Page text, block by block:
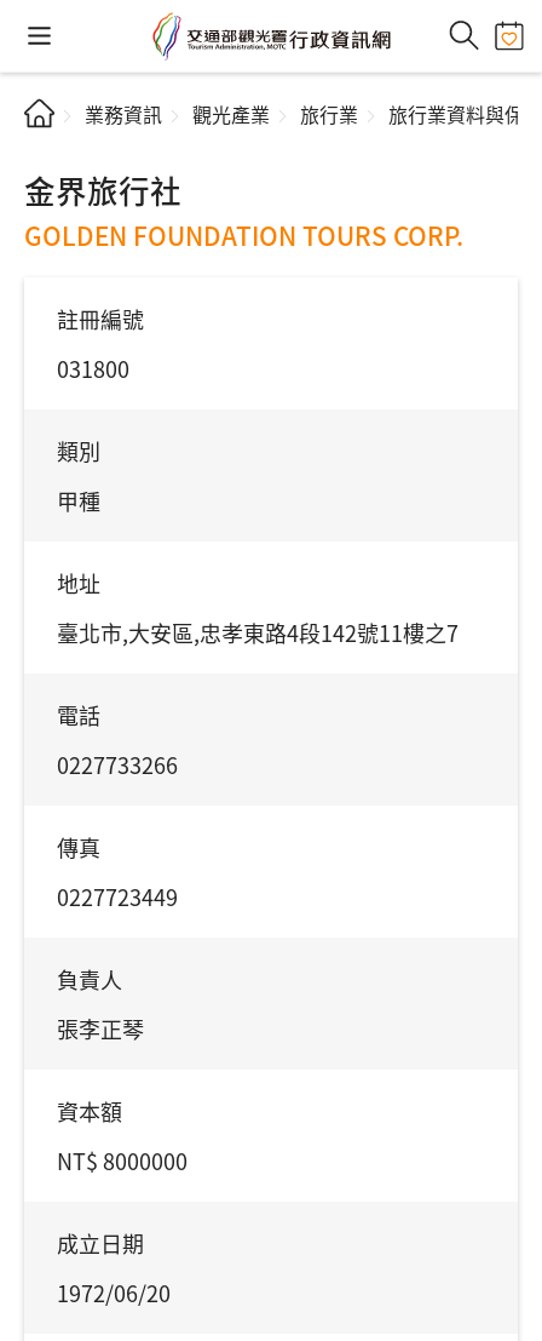
業務資訊 觀光產業 旅行業 旅行業資料與保險
金界旅行社
GOLDEN FOUNDATION TOURS CORP.
註冊編號
031800
類別
甲種
地址
臺北市,大安區,忠孝東路4段142號11樓之7
電話
0227733266
傳真
0227723449
負責人
張李正琴
資本額
NT$ 8000000
成立日期
1972/06/20